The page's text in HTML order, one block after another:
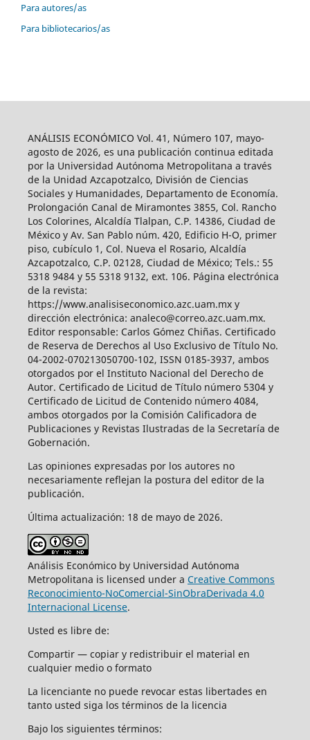
Para autores/as
Para bibliotecarios/as
ANÁLISIS ECONÓMICO Vol. 41, Número 107, mayo-
agosto de 2026, es una publicación continua editada
por la Universidad Autónoma Metropolitana a través
de la Unidad Azcapotzalco, División de Ciencias
Sociales y Humanidades, Departamento de Economía.
Prolongación Canal de Miramontes 3855, Col. Rancho
Los Colorines, Alcaldía Tlalpan, C.P. 14386, Ciudad de
México y Av. San Pablo núm. 420, Edificio H-O, primer
piso, cubículo 1, Col. Nueva el Rosario, Alcaldía
Azcapotzalco, C.P. 02128, Ciudad de México; Tels.: 55
5318 9484 y 55 5318 9132, ext. 106. Página electrónica
de la revista:
https://www.analisiseconomico.azc.uam.mx y
dirección electrónica: analeco@correo.azc.uam.mx.
Editor responsable: Carlos Gómez Chiñas. Certificado
de Reserva de Derechos al Uso Exclusivo de Título No.
04-2002-070213050700-102, ISSN 0185-3937, ambos
otorgados por el Instituto Nacional del Derecho de
Autor. Certificado de Licitud de Título número 5304 y
Certificado de Licitud de Contenido número 4084,
ambos otorgados por la Comisión Calificadora de
Publicaciones y Revistas Ilustradas de la Secretaría de
Gobernación.
Las opiniones expresadas por los autores no
necesariamente reflejan la postura del editor de la
publicación.
Última actualización: 18 de mayo de 2026.
Análisis Económico by Universidad Autónoma
Metropolitana is licensed under a Creative Commons
Reconocimiento-NoComercial-SinObraDerivada 4.0
Internacional License.
Usted es libre de:
Compartir — copiar y redistribuir el material en
cualquier medio o formato
La licenciante no puede revocar estas libertades en
tanto usted siga los términos de la licencia
Bajo los siguientes términos: